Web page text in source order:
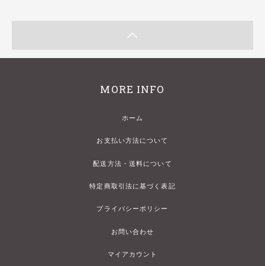
MORE INFO
ホーム
お支払い方法について
配送方法・送料について
特定商取引法に基づく表記
プライバシーポリシー
お問い合わせ
マイアカウント